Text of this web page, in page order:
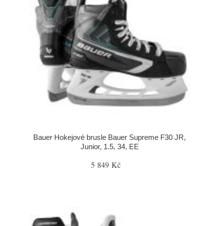
Bauer Hokejové brusle Bauer Supreme F30 JR,
Junior, 1.5, 34, EE
5 849 Kč